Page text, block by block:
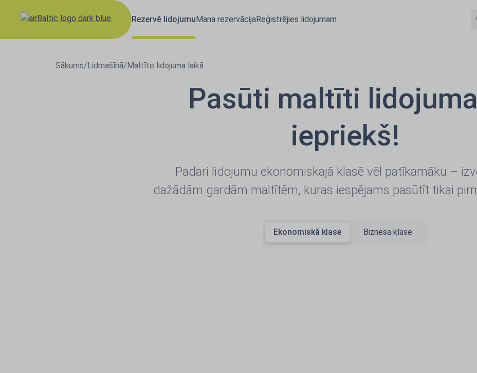
Rezervē lidojumuMana rezervācijaReģistrējies lidojumam
Sākums/Lidmašīnā/Maltīte lidojuma laikā
Pasūti maltīti
iepriekš!
Padari lidojumu ekonomiskajā klasē vēl patīkamāku –
dažādām gardām maltītēm, kuras iespējams pasūtīt tikai
Ekonomiskā klase Biznesa klase